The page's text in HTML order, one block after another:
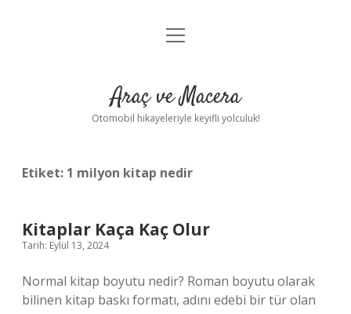
Anasayfa
Yasal Uyarı
menüyü
Araç ve Macera
Otomobil hikayeleriyle keyifli yolculuk!
Etiket: 1 milyon kitap nedir
Kitaplar Kaça Kaç Olur
Tarih: Eylül 13, 2024
Normal kitap boyutu nedir? Roman boyutu olarak
bilinen kitap baskı formatı, adını edebi bir tür olan